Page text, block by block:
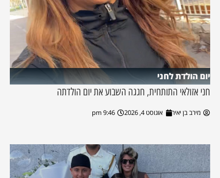
יום הולדת לחני
חני אזולאי התותחית, חגגה השבוע את יום הולדתה
מירב בן יאיר אוגוסט 4, 2026 9:46 pm